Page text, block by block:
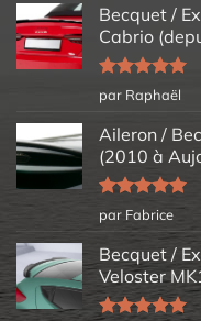
Becquet /
Cabrio
Note5sur
5
par Raphaël
Aileron /
(2010 à
Note5sur
5
par Fabrice
Becquet /
Veloster